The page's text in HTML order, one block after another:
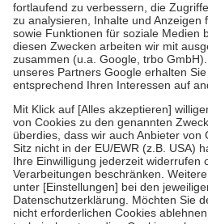
Diese Regeln gelten grundsätzlich
Bei Heilmitteln und häuslicher
Zuzahlung zehn Prozent der Kosten
Verordnung.
Um das Engagement der Versicherten
stärken und die besondere Stellung
fallenkeine Zuzahlungenan bei:
• Kindern und Jugendlichen bis zum
mit Ausnahme der Fahrkosten
• Untersuchungen zur Vorsorge und
GKV getragen werden
• empfohlenen Schutzimpfungen
• Harn- und Blutteststreifen